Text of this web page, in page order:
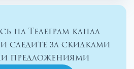
на Телеграм канал
следите за скидками
предложениями